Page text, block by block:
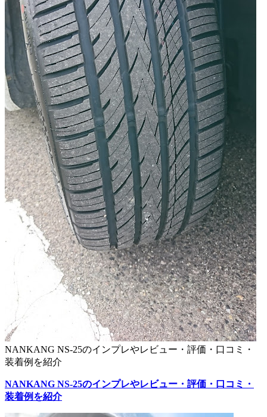
NANKANG NS-25のインプレやレビュー・評価・口コミ・
装着例を紹介
NANKANG NS-25のインプレやレビュー・評価・口コミ・
装着例を紹介